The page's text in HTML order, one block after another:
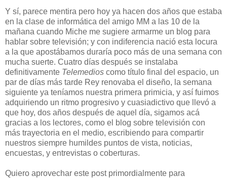
Y sí, parece mentira pero hoy ya hacen dos años que estaba
en la clase de informática del amigo MM a las 10 de la
mañana cuando Miche me sugiere armarme un blog para
hablar sobre televisión; y con indiferencia nació esta locura
a la que apostábamos duraría poco más de una semana con
mucha suerte. Cuatro días después se instalaba
definitivamente Telemedios como título final del espacio, un
par de días más tarde Rey renovaba el diseño, la semana
siguiente ya teníamos nuestra primera primicia, y así fuimos
adquiriendo un ritmo progresivo y cuasiadictivo que llevó a
que hoy, dos años después de aquel día, sigamos acá
gracias a los lectores, como el blog sobre televisión con
más trayectoria en el medio, escribiendo para compartir
nuestros siempre humildes puntos de vista, noticias,
encuestas, y entrevistas o coberturas.
Quiero aprovechar este post primordialmente para